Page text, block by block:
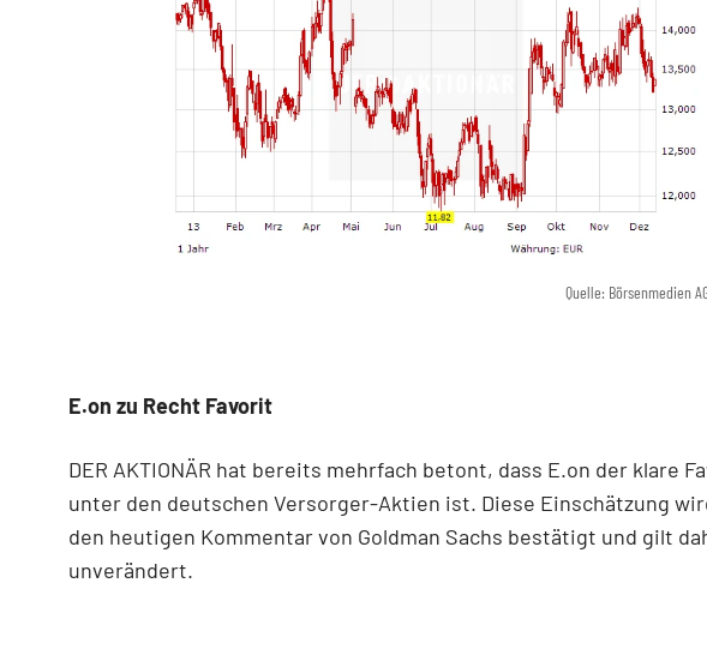
Quelle: Börsenmedien
E.on zu Recht Favorit
DER AKTIONÄR hat bereits mehrfach betont, dass E.on der klare
unter den deutschen Versorger-Aktien ist. Diese Einschätzung
den heutigen Kommentar von Goldman Sachs bestätigt und gilt
unverändert.